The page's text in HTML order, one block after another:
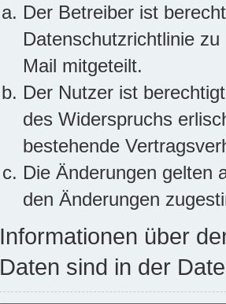
Der Betreiber ist
Datenschutzrichtlinie
Mail mitgeteilt.
Der Nutzer ist
des Widerspruchs
bestehende
Die Änderungen gelten
den Änderungen
Informationen über
Daten sind in der